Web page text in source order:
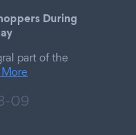
During
part of the
09